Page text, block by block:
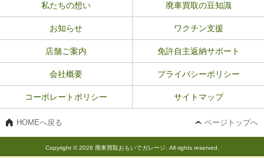
私たちの想い 廃車買取の豆知識
お知らせ ワクチン支援
店舗ご案内 免許自主返納サポート
会社概要 プライバシーポリシー
コーポレートポリシー サイトマップ
HOMEへ戻る ページトップへ
Copyright © 2026 廃車買取おもいでガレージ. All rights reserved.